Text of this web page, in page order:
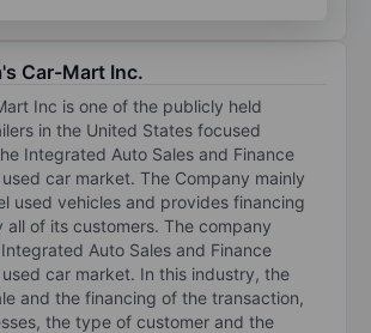
Car-Mart Inc.
Inc is one of the publicly held
in the United States focused
Integrated Auto Sales and Finance
car market. The Company mainly
used vehicles and provides financing
all of its customers. The company
Auto Sales and Finance
car market. In this industry, the
and the financing of the transaction,
the type of customer and the